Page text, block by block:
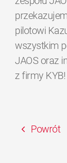
pilotowi
wszystkim
JAOS oraz
z firmy KYB!
Powrót